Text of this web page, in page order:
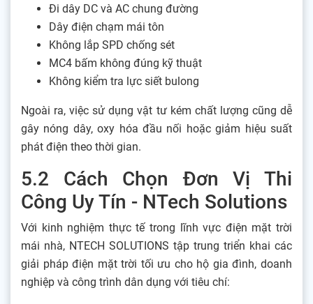
Đi dây DC và AC chung đường
Dây điện chạm mái tôn
Không lắp SPD chống sét
MC4 bấm không đúng kỹ thuật
Không kiểm tra lực siết bulong
Ngoài ra, việc sử dụng vật tư kém chất lượng cũng dễ
gây nóng dây, oxy hóa đầu nối hoặc giảm hiệu suất
phát điện theo thời gian.
5.2 Cách Chọn Đơn Vị Thi
Công Uy Tín - NTech Solutions
Với kinh nghiệm thực tế trong lĩnh vực điện mặt trời
mái nhà, NTECH SOLUTIONS tập trung triển khai các
giải pháp điện mặt trời tối ưu cho hộ gia đình, doanh
nghiệp và công trình dân dụng với tiêu chí: